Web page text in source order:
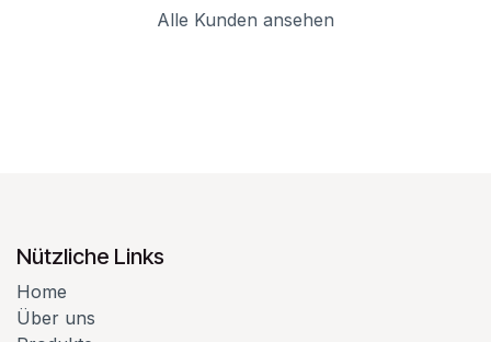
Alle Kunden ansehen
Nützliche Links
Home
Über uns